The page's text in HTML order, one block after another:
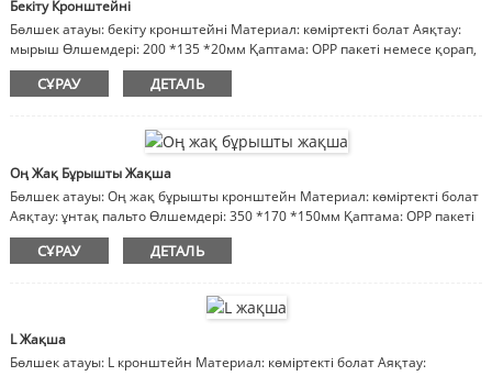
Бекіту Кронштейні
Бөлшек атауы: бекіту кронштейні Материал: көміртекті болат Аяқтау:
мырыш Өлшемдері: 200 *135 *20мм Қаптама: OPP пакеті немесе қорап,
картон, ағаш қорап Ескертпе: материал, әрлеу, өлшемдер реттеледі
СҰРАУ ДЕТАЛЬ
Оң Жақ Бұрышты Жақша
Бөлшек атауы: Оң жақ бұрышты кронштейн Материал: көміртекті болат
Аяқтау: ұнтақ пальто Өлшемдері: 350 *170 *150мм Қаптама: OPP пакеті
немесе қорап, картон, ағаш қорап Ескертпе: материал, әрлеу,
өлшемдер реттеледі
СҰРАУ ДЕТАЛЬ
L Жақша
Бөлшек атауы: L кронштейн Материал: көміртекті болат Аяқтау: